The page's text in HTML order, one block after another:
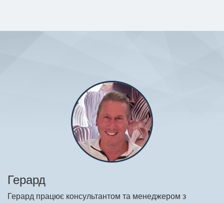
Герард
Герард працює консультантом та менеджером з